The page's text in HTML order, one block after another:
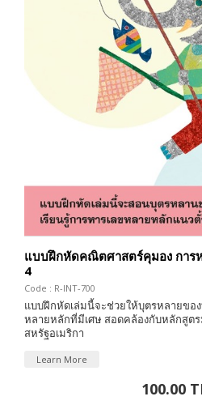
แบบฝึกหัดคณิตศาสตร์คุมอง การ
4
Code : R-INT-700
แบบฝึกหัดเล่มนี้จะช่วยให้บุตรหลายขอ
หลายหลักที่มีเศษ สอดคล้องกับหลักสูต
สหรัฐอเมริกา
Learn More
100.00